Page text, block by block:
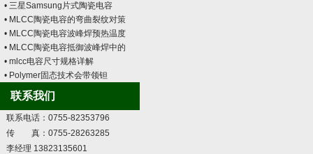
• 三星Samsung片式陶瓷电容
• MLCC陶瓷电容的弯曲裂纹对策
• MLCC陶瓷电容波峰焊预热温度
• MLCC陶瓷电容抵御波峰焊中的
• mlcc电容尺寸规格详解
• Polymer固态技术会带领钽
联系我们
联系电话：0755-82353796
传 真：0755-28263285
李经理 13823135601